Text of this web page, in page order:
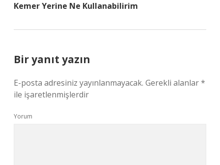
Kemer Yerine Ne Kullanabilirim
Bir yanıt yazın
E-posta adresiniz yayınlanmayacak. Gerekli alanlar*
ile işaretlenmişlerdir
Yorum